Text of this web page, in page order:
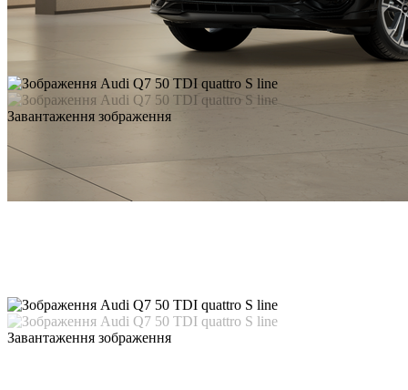
Завантаження зображення
Завантаження зображення